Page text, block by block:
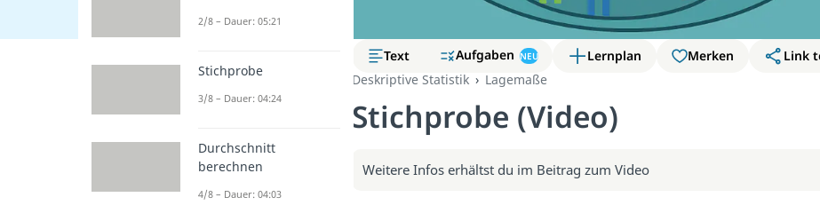
Text Aufgaben NEU Lernplan Merken
Link
Deskriptive Statistik
Lagemaße
Stichprobe (Video)
Weitere Infos erhältst du im Beitrag zum Video
2/8 – Dauer: 05:21
Stichprobe
3/8 – Dauer: 04:24
Durchschnitt
berechnen
4/8 – Dauer: 04:03